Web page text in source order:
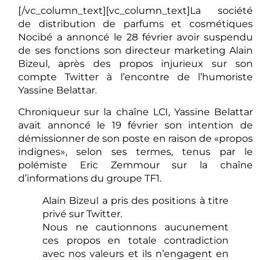
[/vc_column_text][vc_column_text]La société
de distribution de parfums et cosmétiques
Nocibé a annoncé le 28 février avoir suspendu
de ses fonctions son directeur marketing Alain
Bizeul, après des propos injurieux sur son
compte Twitter à l’encontre de l’humoriste
Yassine Belattar.
Chroniqueur sur la chaîne LCI, Yassine Belattar
avait annoncé le 19 février son intention de
démissionner de son poste en raison de «propos
indignes», selon ses termes, tenus par le
polémiste Eric Zemmour sur la chaîne
d’informations du groupe TF1.
Alain Bizeul a pris des positions à titre
privé sur Twitter.
Nous ne cautionnons aucunement
ces propos en totale contradiction
avec nos valeurs et ils n’engagent en